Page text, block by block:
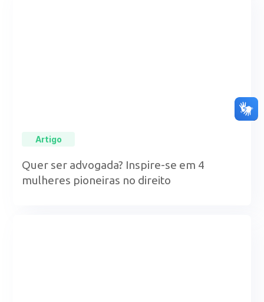
Artigo
Quer ser advogada? Inspire-se em 4
mulheres pioneiras no direito